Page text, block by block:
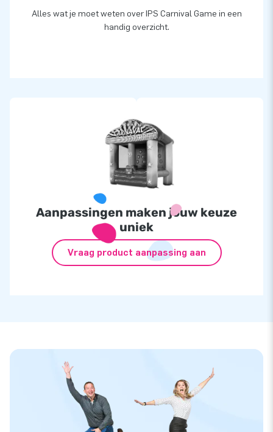
Alles wat je moet weten over IPS Carnival Game in een
handig overzicht.
Aanpassingen maken jouw keuze
uniek
Vraag product aanpassing aan